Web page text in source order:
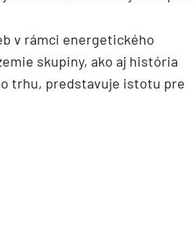
v rámci energetického
skupiny, ako aj história
trhu, predstavuje istotu pre